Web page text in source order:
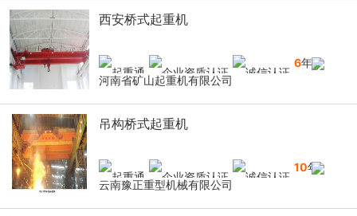
西安桥式起重机
6年
河南省矿山起重机有限公司
吊构桥式起重机
10年
云南豫正重型机械有限公司